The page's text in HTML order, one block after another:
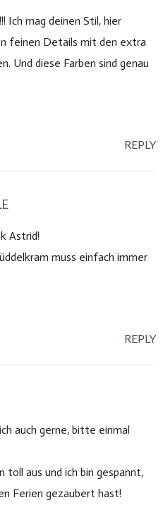
Ich mag deinen Stil, hier
feinen Details mit den extra
Und diese Farben sind genau
REPLY
Astrid!
muss einfach immer
REPLY
auch gerne, bitte einmal
toll aus und ich bin gespannt,
Ferien gezaubert hast!